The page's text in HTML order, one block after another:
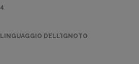
4
LINGUAGGIO DELL’IGNOTO